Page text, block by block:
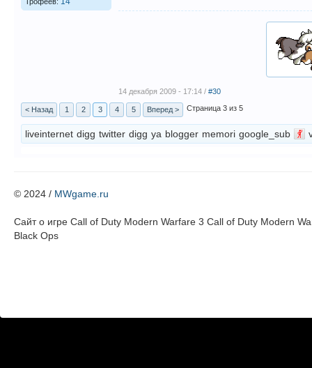
14 декабря 2009 - 17:14 / #30
< Назад 1 2 3 4 5 Вперед > Страница 3 из 5
liveinternet digg twitter digg ya blogger memori google_sub
© 2024 / MWgame.ru
Cайт о игре Call of Duty Modern Warfare 3 Call of Duty Modern
Black Ops